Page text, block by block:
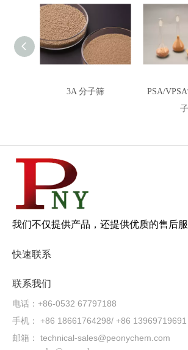
3A 分子筛
PSA/
我们不仅提供产品，还提供优质的售后服
快速联系
联系我们
电话：+86-0532 67797188
手机： +86 18661764298/ +86 13969719691
邮箱： technical-sales@peonychem.com